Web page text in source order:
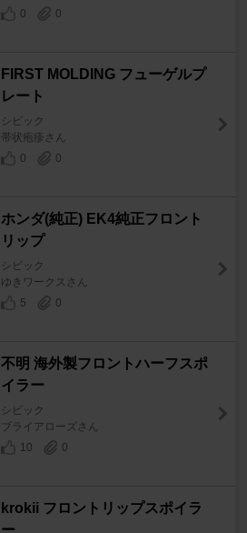
0
0
FIRST MOLDING フューゲルプ
レート
シビック
帯状疱疹さん
0
0
ホンダ(純正) EK4純正フロント
リップ
シビック
ゆきワークスさん
5
0
不明 海外製フロントハーフスポ
イラー
シビック
ブライアローズさん
10
0
krokii フロントリップスポイラ
ー